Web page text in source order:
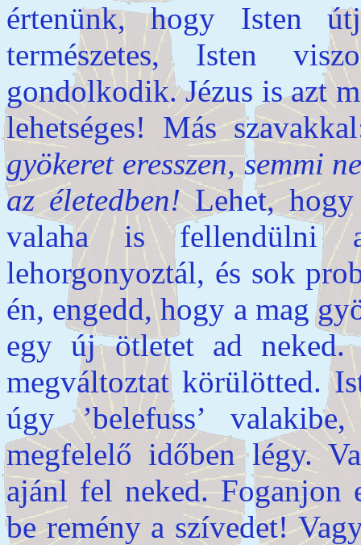
értenünk, hogy Isten
természetes, Isten
gondolkodik. Jézus is azt
lehetséges! Más
gyökeret eresszen, semmi
az életedben!Lehet, hogy
valaha is fellendülni
lehorgonyoztál, és sok
én, engedd, hogy a mag
egy új ötletet ad
megváltoztat körülötted.
úgy ’belefuss’
megfelelő időben légy.
ajánl fel neked. Foganjon
be remény a szívedet!